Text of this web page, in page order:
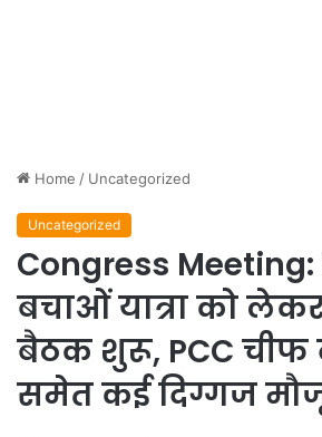
Home / Uncategorized
Uncategorized
Congress
बचाओं यात्रा को
बैठक शुरू, PCC चीफ
समेत कई दिग्गज